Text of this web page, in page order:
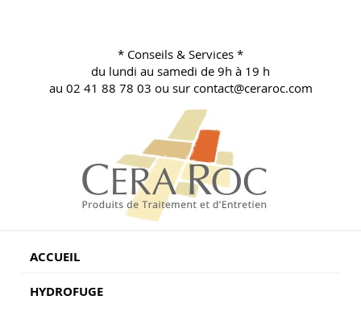
* Conseils & Services *
du lundi au samedi de 9h à 19 h
au 02 41 88 78 03 ou sur contact@ceraroc.com
ACCUEIL
HYDROFUGE